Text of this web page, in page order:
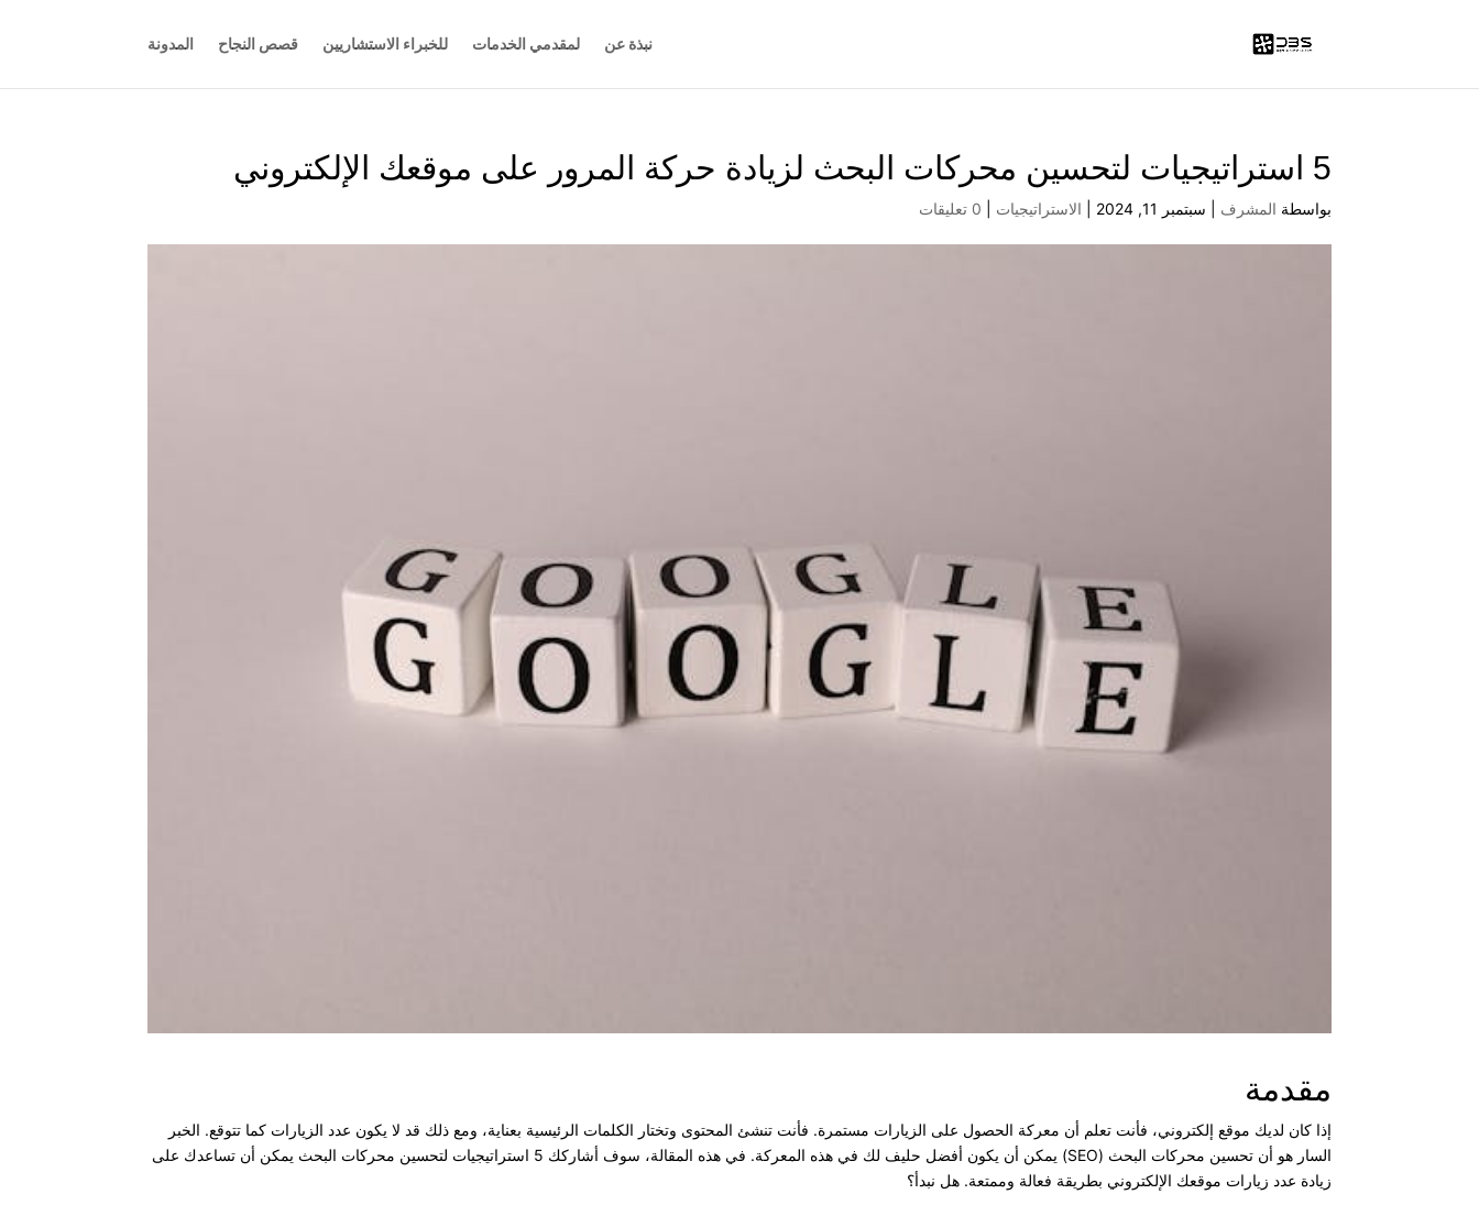
نبذة عن لمقدمي الخدمات للخبراء الاستشاريين قصص النجاح المدونة
5 استراتيجيات لتحسين محركات البحث لزيادة حركة المرور على موقعك الإلكتروني
بواسطة المشرف سبتمبر 11, 2024 الاستراتيجيات 0 تعليقات
مقدمة
إذا كان لديك موقع إلكتروني، فأنت تعلم أن معركة الحصول على الزيارات مستمرة. فأنت تنشئ المحتوى وتختار الكلمات الرئيسية بعناية، ومع ذلك قد لا يكون عدد الزيارات كما تتوقع. الخبر
السار هو أن تحسين محركات البحث (SEO) يمكن أن يكون أفضل حليف لك في هذه المعركة. في هذه المقالة، سوف أشاركك 5 استراتيجيات لتحسين محركات البحث يمكن أن تساعدك على
زيادة عدد زيارات موقعك الإلكتروني بطريقة فعالة وممتعة. هل نبدأ؟